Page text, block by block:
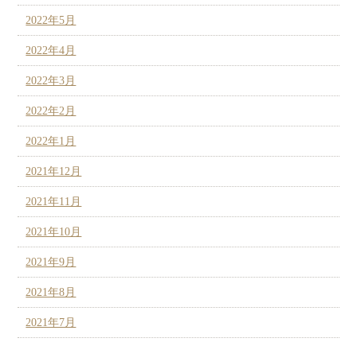
2022年5月
2022年4月
2022年3月
2022年2月
2022年1月
2021年12月
2021年11月
2021年10月
2021年9月
2021年8月
2021年7月